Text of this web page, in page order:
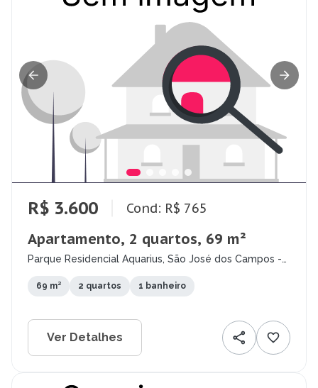
R$ 3.600 Cond: R$ 765
Apartamento, 2 quartos, 69 m²
Parque Residencial Aquarius, São José dos Campos -
69 m² 2 quartos 1 banheiro
Ver Detalhes